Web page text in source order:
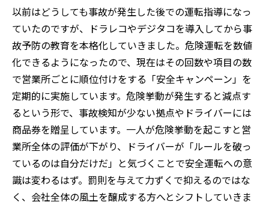
以前はどうしても事故が発生した後での運転指導になっ
ていたのですが、ドラレコやデジタコを導入してから事
故予防の教育を本格化していきました。危険運転を数値
化できるようになったので、現在はその回数や項目の数
で営業所ごとに順位付けをする「安全キャンペーン」を
定期的に実施しています。危険挙動が発生すると減点す
るという形で、事故検知が少ない拠点やドライバーには
商品券を贈呈しています。一人が危険挙動を起こすと営
業所全体の評価が下がり、ドライバーが「ルールを破っ
ているのは自分だけだ」と気づくことで安全運転への意
識は変わるはず。罰則を与えて力ずくで抑えるのではな
く、会社全体の風土を醸成する方へとシフトしていきま